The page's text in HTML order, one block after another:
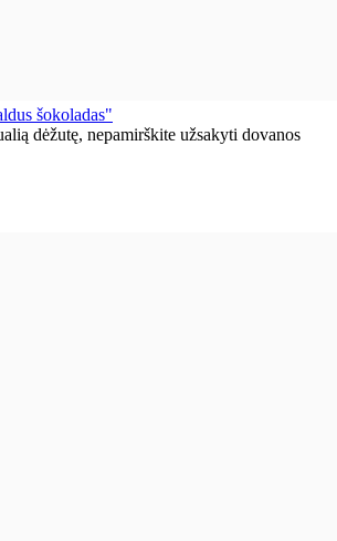
šokoladas"
dėžutę, nepamirškite užsakyti dovanos